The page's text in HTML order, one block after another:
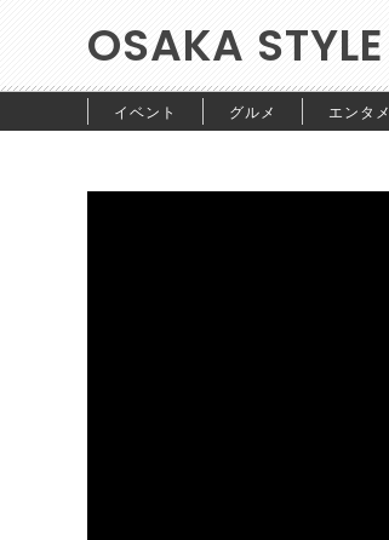
OSAKA STYLE
イベント グルメ エンタメ